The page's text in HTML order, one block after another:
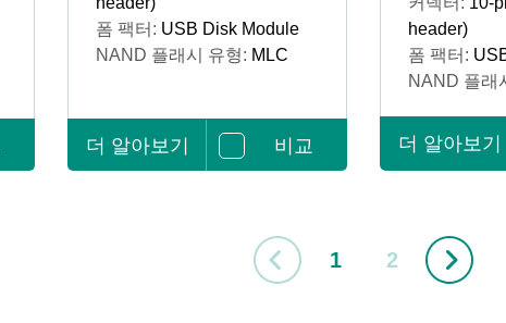
폼 팩터: USB Disk Module
NAND 플래시 유형: MLC
더 알아보기 비교
header)
폼 팩터:
NAND 플래
더 알아보기
1 2